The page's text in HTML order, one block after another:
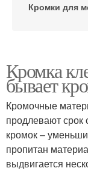
Кромки для
Мебель на
Пластиковая
Кромка
бывает
Кромочные
продлевают
кромок –
пропитан
выдвигается